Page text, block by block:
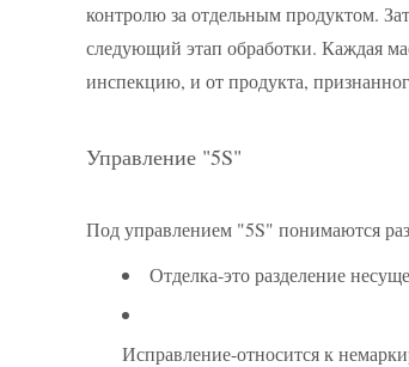
контролю за отдельным продуктом.
следующий этап обработки. Каждая
инспекцию, и от продукта,
Управление "5S"
Под управлением "5S" понимаются
Отделка-это разделение
Исправление-относится к